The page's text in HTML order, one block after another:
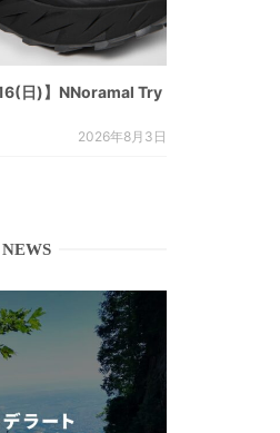
日)】NNoramal Try
2026年8月3日
NEWS